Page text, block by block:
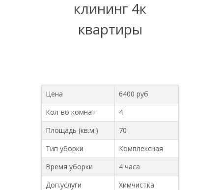
клининг 4к
квартиры
Цена
6400 pуб.
Кол-во комнат
4
Площадь (кв.м.)
70
Тип уборки
Комплексная
Время уборки
4 часа
Доп.услуги
Химчистка